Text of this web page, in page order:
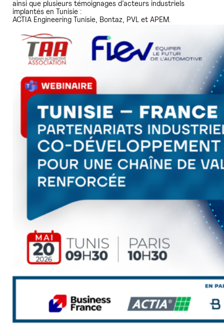
ainsi que plusieurs témoignages d’acteurs industriels
implantés en Tunisie :
ACTIA Engineering Tunisie, Bontaz, PVL et APEM.